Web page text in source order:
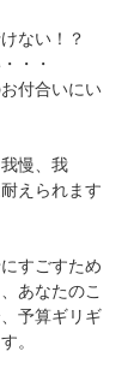
ない！？
・・
付合いにい
慢、我
えられます
すごすため
あなたのこ
予算ギリギ
。